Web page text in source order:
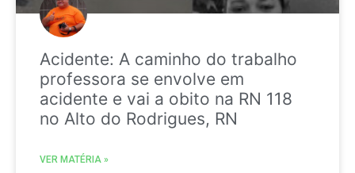
Acidente: A caminho do trabalho
professora se envolve em
acidente e vai a obito na RN 118
no Alto do Rodrigues, RN
VER MATÉRIA »